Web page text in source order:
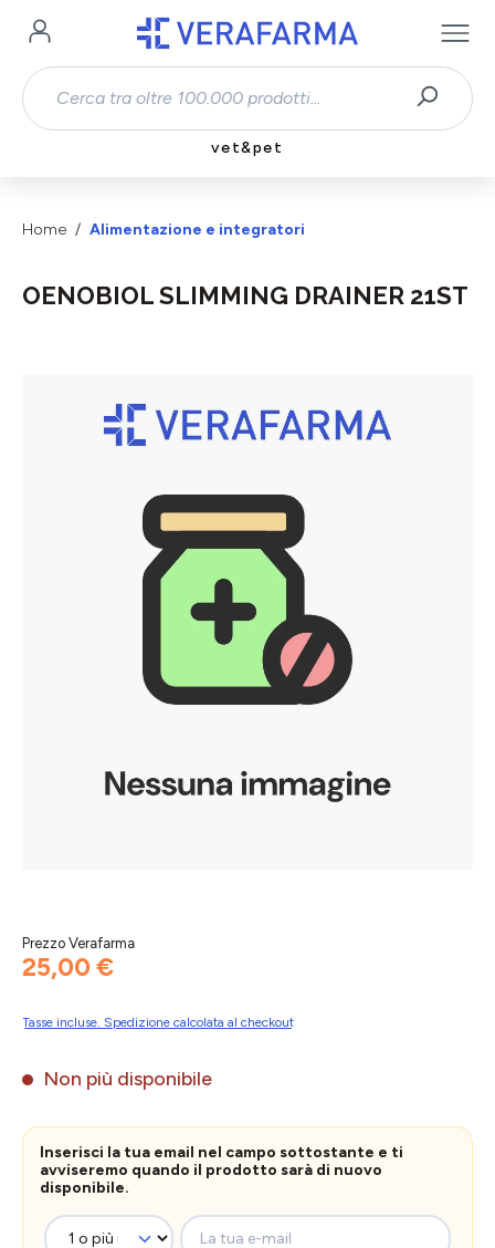
Passa al contenuto principale
vet&pet
Home Alimentazione e integratori
OENOBIOL SLIMMING DRAINER 21ST
Prezzo Verafarma
25,00 €
Tasse incluse. Spedizione calcolata al checkout
Non più disponibile
Inserisci la tua email nel campo sottostante e ti
avviseremo quando il prodotto sarà di nuovo
disponibile.
La tua e-mail